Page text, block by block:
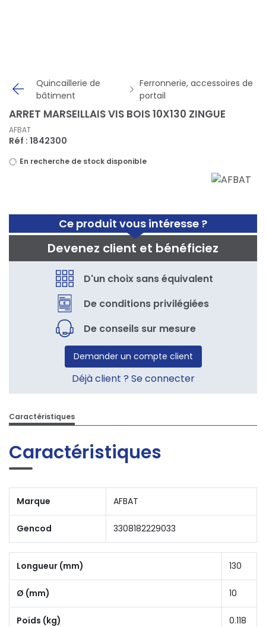
Quincaillerie de
bâtiment
Ferronnerie, accessoires de
portail
Ce produit vous intéresse ?
Devenez client et bénéficiez
D'un choix sans équivalent
De conditions privilégiées
De conseils sur mesure
Demander un compte client
Déjà client ? Se connecter
ARRET MARSEILLAIS VIS BOIS 10X130 ZINGUE
AFBAT
Réf : 1842300
En recherche de stock disponible
Caractéristiques
Caractéristiques
Marque AFBAT
Gencod 3308182229033
Longueur (mm) 130
Ø (mm) 10
Poids (kg) 0.118